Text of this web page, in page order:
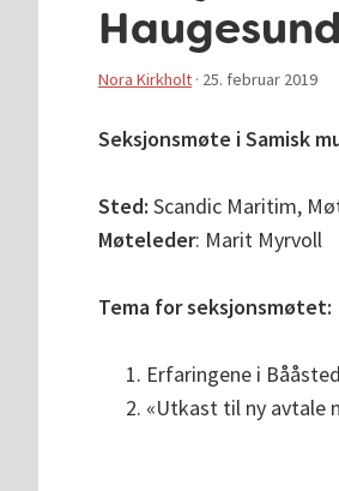
Nora Kirkholt · 25. februar 2019
Seksjonsmøte i Samisk
Sted: Scandic Maritim,
Møteleder: Marit Myrvoll
Tema for seksjonsmøtet:
Erfaringene i
«Utkast til ny avtale